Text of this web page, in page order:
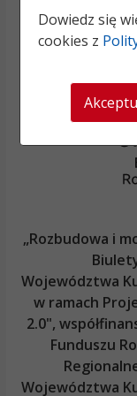
„Rozbudowa i
Województwa
w ramach
2.0",
Funduszu
Województwa
Dowiedz się
cookies z